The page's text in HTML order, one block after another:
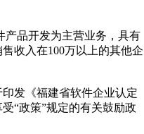
产品开发为主营业务，具有
收入在100万以上的其他企
发《福建省软件企业认定
“政策”规定的有关鼓励政